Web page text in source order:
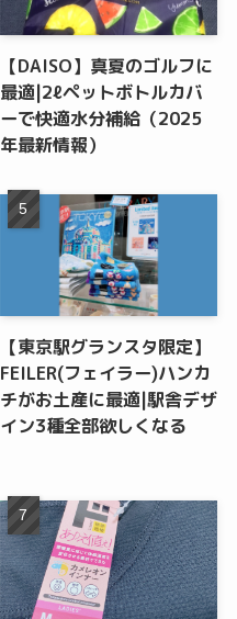
【DAISO】真夏のゴルフに
最適|2ℓペットボトルカバ
ーで快適水分補給（2025
年最新情報）
【東京駅グランスタ限定】
FEILER(フェイラー)ハンカ
チがお土産に最適|駅舎デザ
イン3種全部欲しくなる